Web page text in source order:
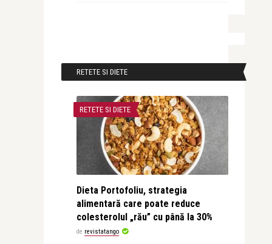
RETETE SI DIETE
RETETE SI DIETE
Dieta Portofoliu, strategia
alimentară care poate reduce
colesterolul „rău” cu până la 30%
de revistatango